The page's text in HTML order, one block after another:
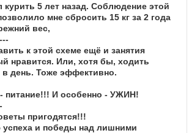
курить 5 лет назад. Соблюдение этой
мне сбросить 15 кг за 2 года
вес,
к этой схеме ещё и занятия
нравится. Или, хотя бы, ходить
в день. Тоже эффективно.
- питание!!! И особенно - УЖИН!
пригодятся!!!
успеха и победы над лишними